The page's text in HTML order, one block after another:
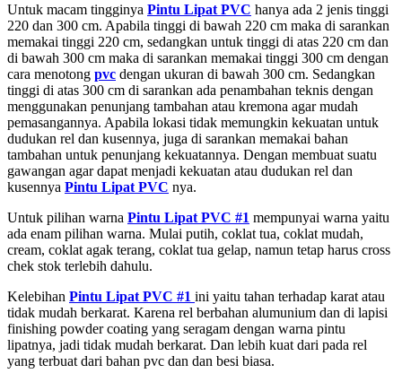
Untuk macam tingginya Pintu Lipat PVC hanya ada 2 jenis tinggi
220 dan 300 cm. Apabila tinggi di bawah 220 cm maka di sarankan
memakai tinggi 220 cm, sedangkan untuk tinggi di atas 220 cm dan
di bawah 300 cm maka di sarankan memakai tinggi 300 cm dengan
cara menotong pvc dengan ukuran di bawah 300 cm. Sedangkan
tinggi di atas 300 cm di sarankan ada penambahan teknis dengan
menggunakan penunjang tambahan atau kremona agar mudah
pemasangannya. Apabila lokasi tidak memungkin kekuatan untuk
dudukan rel dan kusennya, juga di sarankan memakai bahan
tambahan untuk penunjang kekuatannya. Dengan membuat suatu
gawangan agar dapat menjadi kekuatan atau dudukan rel dan
kusennya Pintu Lipat PVC nya.
Untuk pilihan warna Pintu Lipat PVC #1 mempunyai warna yaitu
ada enam pilihan warna. Mulai putih, coklat tua, coklat mudah,
cream, coklat agak terang, coklat tua gelap, namun tetap harus cross
chek stok terlebih dahulu.
Kelebihan Pintu Lipat PVC #1 ini yaitu tahan terhadap karat atau
tidak mudah berkarat. Karena rel berbahan alumunium dan di lapisi
finishing powder coating yang seragam dengan warna pintu
lipatnya, jadi tidak mudah berkarat. Dan lebih kuat dari pada rel
yang terbuat dari bahan pvc dan dan besi biasa.